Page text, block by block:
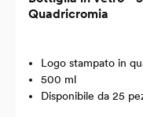
Quadricromia
Logo stampato in
500 ml
Disponibile da 25